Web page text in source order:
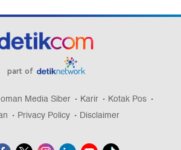
part of
Media Siber Karir
Kotak Pos
Privacy Policy Disclaimer